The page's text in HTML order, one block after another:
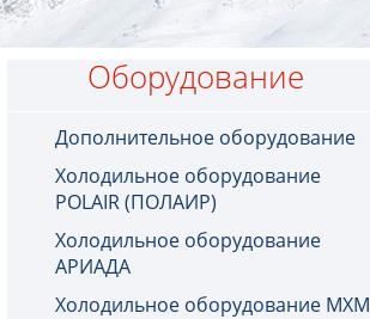
Оборудование
Дополнительное оборудование
Холодильное оборудование
POLAIR (ПОЛАИР)
Холодильное оборудование
АРИАДА
Холодильное оборудование МХМ